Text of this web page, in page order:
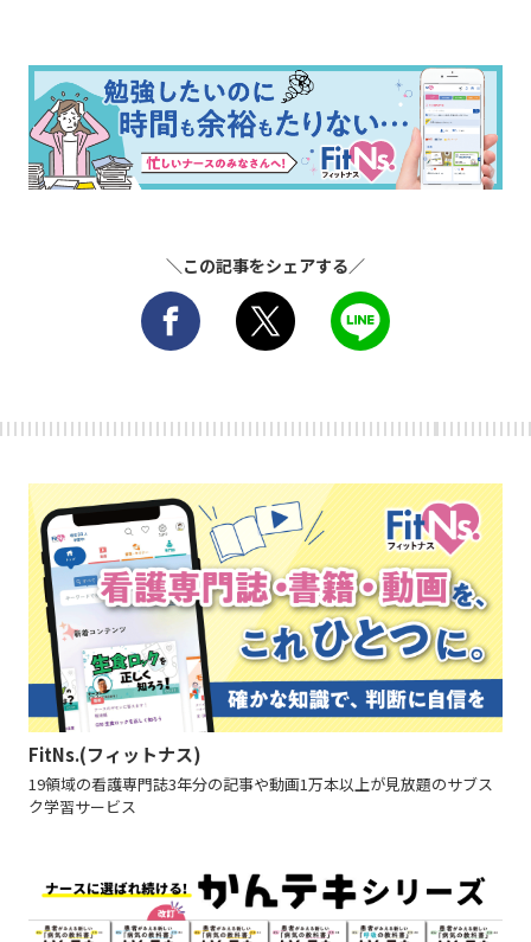
＼この記事をシェアする／
FitNs.(フィットナス)
19領域の看護専門誌3年分の記事や動画1万本以上が見放題のサブス
ク学習サービス